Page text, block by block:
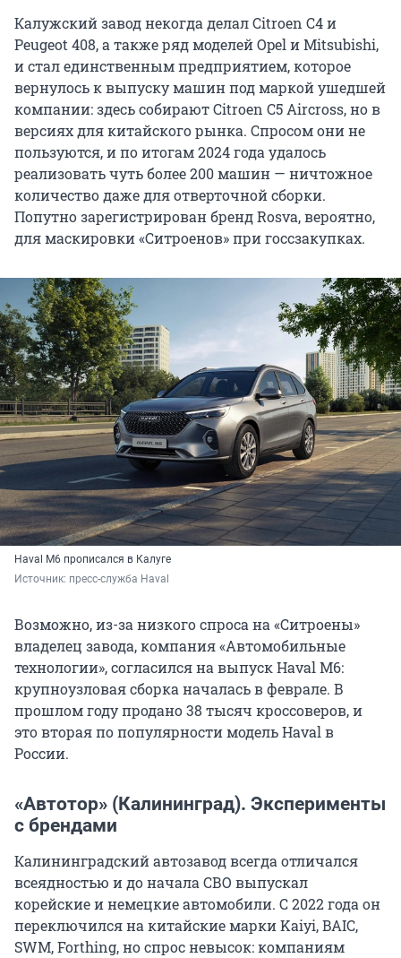
Калужский завод некогда делал Citroen C4 и
Peugeot 408, а также ряд моделей Opel и Mitsubishi,
и стал единственным предприятием, которое
вернулось к выпуску машин под маркой ушедшей
компании: здесь собирают Citroen C5 Aircross, но в
версиях для китайского рынка. Спросом они не
пользуются, и по итогам 2024 года удалось
реализовать чуть более 200 машин — ничтожное
количество даже для отверточной сборки.
Попутно зарегистрирован бренд Rosva, вероятно,
для маскировки «Ситроенов» при госсзакупках.
Haval M6 прописался в Калуге
Источник: пресс-служба Haval
Возможно, из-за низкого спроса на «Ситроены»
владелец завода, компания «Автомобильные
технологии», согласился на выпуск Haval M6:
крупноузловая сборка началась в феврале. В
прошлом году продано 38 тысяч кроссоверов, и
это вторая по популярности модель Haval в
России.
«Автотор» (Калининград). Эксперименты
с брендами
Калининградский автозавод всегда отличался
всеядностью и до начала СВО выпускал
корейские и немецкие автомобили. С 2022 года он
переключился на китайские марки Kaiyi, BAIC,
SWM, Forthing, но спрос невысок: компаниям